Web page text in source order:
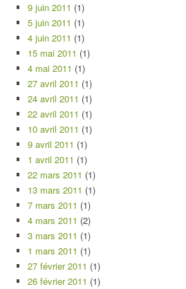
9 juin 2011 (1)
5 juin 2011 (1)
4 juin 2011 (1)
15 mai 2011 (1)
4 mai 2011 (1)
27 avril 2011 (1)
24 avril 2011 (1)
22 avril 2011 (1)
10 avril 2011 (1)
9 avril 2011 (1)
1 avril 2011 (1)
22 mars 2011 (1)
13 mars 2011 (1)
7 mars 2011 (1)
4 mars 2011 (2)
3 mars 2011 (1)
1 mars 2011 (1)
27 février 2011 (1)
26 février 2011 (1)